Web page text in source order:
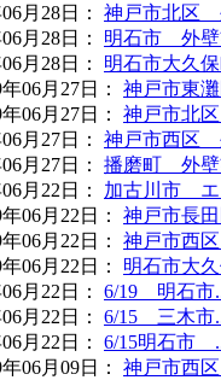
月28日 ：
神戸市北区
月28日 ：
明石市 外壁
月28日 ：
明石市大久
06月27日 ：
神戸市東
06月27日 ：
神戸市北
月27日 ：
神戸市西区
月27日 ：
播磨町 外壁
月22日 ：
加古川市 エ
06月22日 ：
神戸市長
06月22日 ：
神戸市西
06月22日 ：
明石市大
月22日 ：
6/19 明石市
月22日 ：
6/15 三木市
月22日 ：
6/15明石市
06月09日 ：
神戸市西